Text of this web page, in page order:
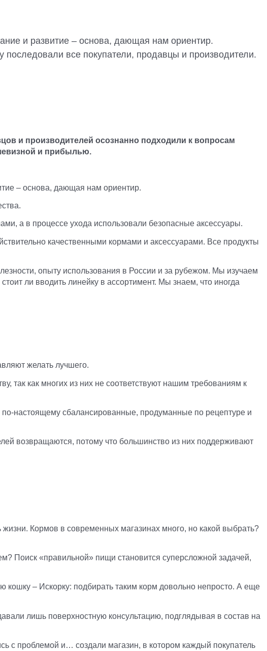
и развитие – основа, дающая нам ориентир.
все покупатели, продавцы и производители.
и производителей осознанно подходили к вопросам
и прибылью.
– основа, дающая нам ориентир.
а в процессе ухода использовали безопасные аксессуары.
качественными кормами и аксессуарами. Все продукты
опыту использования в России и за рубежом. Мы изучаем
ли вводить линейку в ассортимент. Мы знаем, что иногда
желать лучшего.
так как многих из них не соответствуют нашим требованиям к
настоящему сбалансированные, продуманные по рецептуре и
возвращаются, потому что большинство из них поддерживают
Кормов в современных магазинах много, но какой выбрать?
Поиск «правильной» пищи становится суперсложной задачей,
кошку – Искорку: подбирать таким корм довольно непросто. А еще
лишь поверхностную консультацию, подглядывая в состав на
с проблемой и… создали магазин, в котором каждый покупатель